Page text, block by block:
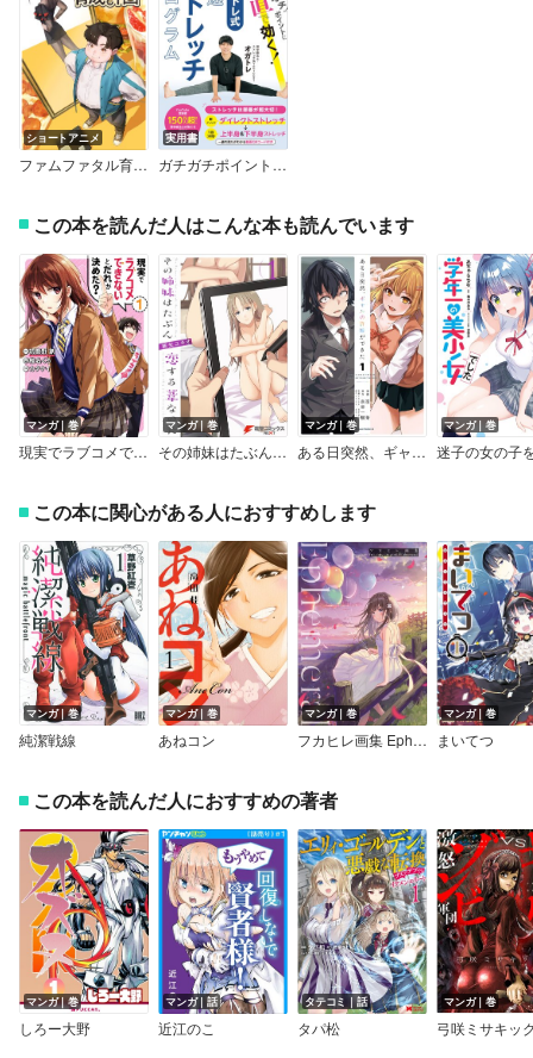
ショートアニメ
ファムファタル育成計画
実用書
ガチガチポイントに直で効く！ オガトレ式・最速ストレッチプログラム
この本を読んだ人はこんな本も読んでいます
マンガ｜巻
現実でラブコメできないとだれが決めた？
マンガ｜巻
その姉妹はたぶん恋する葦なのだ
マンガ｜巻
ある日突然、ギャルの許嫁ができた
マンガ｜巻
この本に関心がある人におすすめします
マンガ｜巻
純潔戦線
マンガ｜巻
あねコン
マンガ｜巻
フカヒレ画集 Ephemeral
マンガ｜巻
まいてつ
この本を読んだ人におすすめの著者
マンガ｜巻
しろー大野
マンガ｜話
近江のこ
タテコミ｜話
タパ松
マンガ｜巻
弓咲ミサキッ